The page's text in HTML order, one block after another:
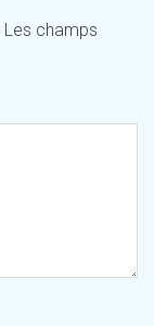
Les champs